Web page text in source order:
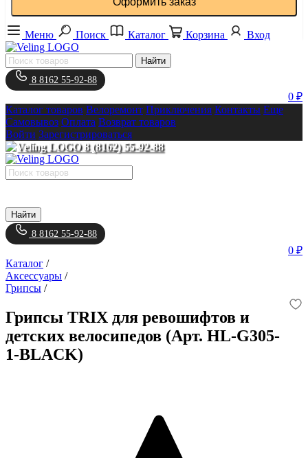
Меню Поиск Каталог Корзина Вход
Найти
8 8162 55-92-88
0 ₽
Каталог товаров Велоремонт Приключения Контакты Еще
Самовывоз Оплата Возврат товаров
Войти Зарегистрироваться
8 (8162) 55-92-88
Найти
8 8162 55-92-88
0 ₽
Каталог /
Аксессуары /
Грипсы /
Грипсы TRIX для ревошифтов и
детских велосипедов (Арт. HL-G305-
1-BLACK)